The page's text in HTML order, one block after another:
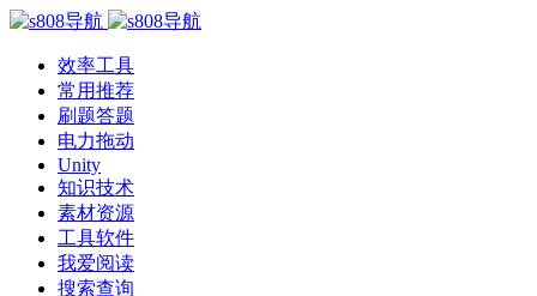
效率工具
常用推荐
刷题答题
电力拖动
Unity
知识技术
素材资源
工具软件
我爱阅读
搜索查询